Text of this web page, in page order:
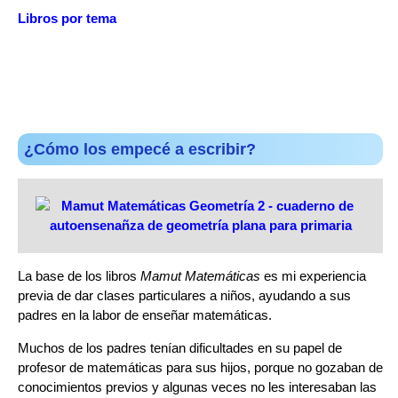
Libros por tema
¿Cómo los empecé a escribir?
La base de los libros Mamut Matemáticas es mi experiencia
previa de dar clases particulares a niños, ayudando a sus
padres en la labor de enseñar matemáticas.
Muchos de los padres tenían dificultades en su papel de
profesor de matemáticas para sus hijos, porque no gozaban de
conocimientos previos y algunas veces no les interesaban las